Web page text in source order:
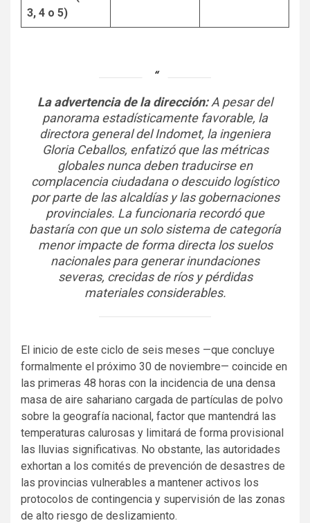
3, 4 o 5)
La advertencia de la dirección:A pesar del
panorama estadísticamente favorable, la
directora general del Indomet, la ingeniera
Gloria Ceballos, enfatizó que las métricas
globales nunca deben traducirse en
complacencia ciudadana o descuido logístico
por parte de las alcaldías y las gobernaciones
provinciales. La funcionaria recordó que
bastaría con que un solo sistema de categoría
menor impacte de forma directa los suelos
nacionales para generar inundaciones
severas, crecidas de ríos y pérdidas
materiales considerables.
El inicio de este ciclo de seis meses —que concluye
formalmente el próximo 30 de noviembre— coincide en
las primeras 48 horas con la incidencia de una densa
masa de aire sahariano cargada de partículas de polvo
sobre la geografía nacional, factor que mantendrá las
temperaturas calurosas y limitará de forma provisional
las lluvias significativas. No obstante, las autoridades
exhortan a los comités de prevención de desastres de
las provincias vulnerables a mantener activos los
protocolos de contingencia y supervisión de las zonas
de alto riesgo de deslizamiento.